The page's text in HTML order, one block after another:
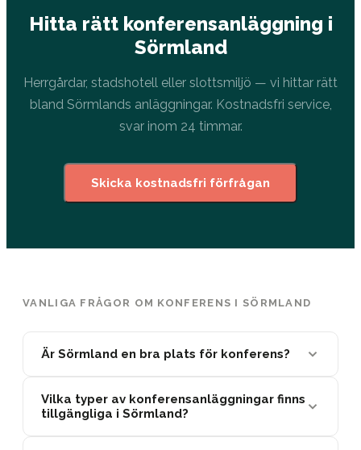
Hitta rätt konferensanläggning i
Sörmland
Herrgårdar, stadshotell eller slottsmiljö — vi hittar rätt
bland Sörmlands anläggningar. Kostnadsfri service,
svar inom 24 timmar.
Skicka kostnadsfri förfrågan
VANLIGA FRÅGOR OM KONFERENS I SÖRMLAND
Är Sörmland en bra plats för konferens?
Vilka typer av konferensanläggningar finns
tillgängliga i Sörmland?